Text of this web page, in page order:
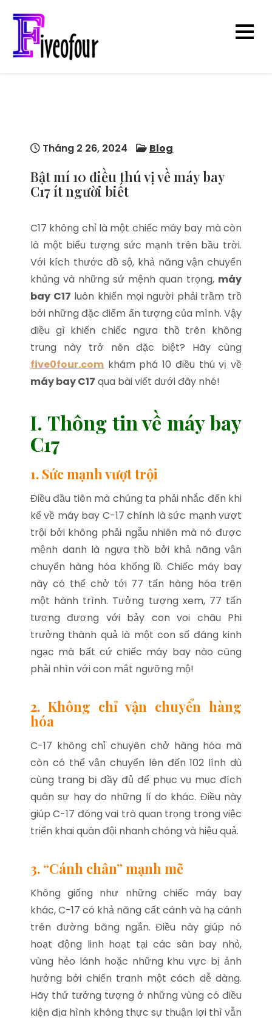
content
Tháng 2 26, 2024 Blog
Bật mí 10 điều thú vị về máy bay
C17 ít người biết
C17 không chỉ là một chiếc máy bay mà còn
là một biểu tượng sức mạnh trên bầu trời.
Với kích thước đồ sộ, khả năng vận chuyển
khủng và những sứ mệnh quan trọng, máy
bay C17 luôn khiến mọi người phải trầm trồ
bởi những đặc điểm ấn tượng của mình. Vậy
điều gì khiến chiếc ngựa thồ trên không
trung này trở nên đặc biệt? Hãy cùng
five0four.com khám phá 10 điều thú vị về
máy bay C17 qua bài viết dưới đây nhé!
I. Thông tin về máy bay
C17
1. Sức mạnh vượt trội
Điều đầu tiên mà chúng ta phải nhắc đến khi
kể về máy bay C-17 chính là sức mạnh vượt
trội bởi không phải ngẫu nhiên mà nó được
mệnh danh là ngựa thồ bởi khả năng vận
chuyển hàng hóa khổng lồ. Chiếc máy bay
này có thể chở tới 77 tấn hàng hóa trên
một hành trình. Tưởng tượng xem, 77 tấn
tương đương với bảy con voi châu Phi
trưởng thành quả là một con số đáng kinh
ngạc mà bất cứ chiếc máy bay nào cũng
phải nhìn với con mắt ngưỡng mộ!
2. Không chỉ vận chuyển hàng
hóa
C-17 không chỉ chuyên chở hàng hóa mà
còn có thể vận chuyển lên đến 102 lính dù
cùng trang bị đầy đủ để phục vụ mục đích
quân sự hay do những lí do khác. Điều này
giúp C-17 đóng vai trò quan trọng trong việc
triển khai quân đội nhanh chóng và hiệu quả.
3. “Cánh chân” mạnh mẽ
Không giống như những chiếc máy bay
khác, C-17 có khả năng cất cánh và hạ cánh
trên đường băng ngắn. Điều này giúp nó
hoạt động linh hoạt tại các sân bay nhỏ,
vùng hẻo lánh hoặc những khu vực bị ảnh
hưởng bởi chiến tranh một cách dễ dàng.
Hãy thử tưởng tượng ở những vùng có điều
kiện địa hình không thực sự thuận lợi thì vẫn